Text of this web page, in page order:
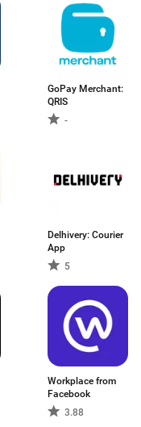
GoPay Merchant:
QRIS
-
Delhivery: Courier
App
5
Workplace from
Facebook
3.88